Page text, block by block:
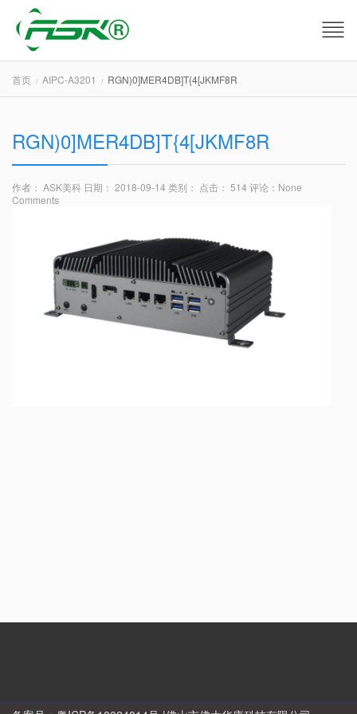
首页 AIPC-A3201 RGN)0]MER4DB]T{4[JKMF8R
RGN)0]MER4DB]T{4[JKMF8R
作者： ASK美科 日期： 2018-09-14 类别： 点击： 514 评论： None
Comments